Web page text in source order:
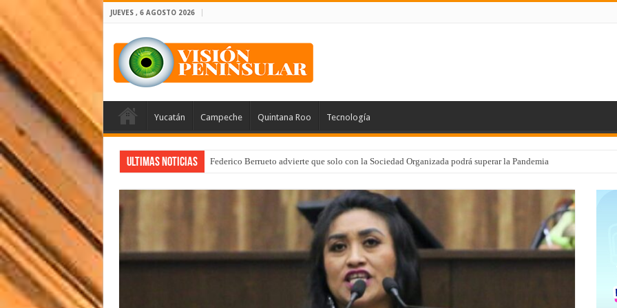
JUEVES , 6 AGOSTO 2026
Yucatán Campeche Quintana Roo Tecnología
Ultimas Noticias Federico Berrueto advierte que solo con la Sociedad Organizada podrá superar la Pandemia